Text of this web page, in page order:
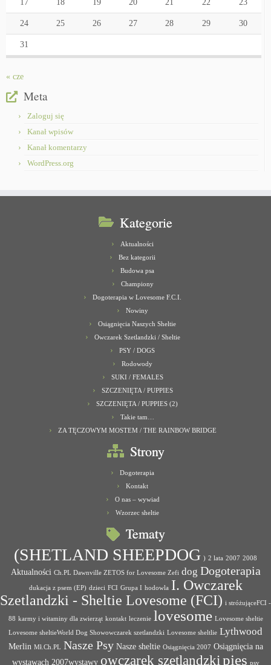
17 18 19 20 21 22 23
24 25 26 27 28 29 30
31
« cze
Meta
Zaloguj się
Kanał wpisów
Kanał komentarzy
WordPress.org
Kategorie
Aktualności
Bez kategorii
Budowa psa
Championy
Dogoterapia w Lovesome F.C.I.
Nowiny
Osiągnięcia Naszych Sheltie
Owczarek Szetlandzki / Sheltie
PSY / DOGS
Rodowody
SUKI / FEMALES
SZCZENIĘTA / PUPPIES
SZCZENIĘTA / PUPPIES (2)
Takie tam…
ZA TĘCZOWYM MOSTEM / THE RAINBOW BRIDGE
Strony
Dogoterapia
Kontakt
O nas – wywiad
Wzorzec sheltie
Tematy
(SHETLAND SHEEPDOG ) 2 lata 2007 2008
Aktualności Ch.PL Dawnville ZETOS for Lovesome Zefi dog Dogoterapia
dukacja z psem (EP) dzieci FCI Grupa I hodowla I. Owczarek
Szetlandzki - Sheltie Lovesome (FCI) i stróżująceFCI -
88 karmy i witaminy dla zwierząt kontakt leczenie lovesome Lovesome sheltie
Lovesome sheltieWorld Dog Showowczarek szetlandzki Lovesome sheltlie Lythwood
Merlin Mł.Ch.PL Nasze Psy Nasze sheltie Osiągnięcia 2007 Osiągnięcia na
wystawach 2007wystawy owczarek szetlandzkipies psy